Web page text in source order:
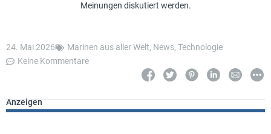
Meinungen diskutiert werden.
24. Mai 2026 Marinen aus aller Welt, News, Technologie
Keine Kommentare
Anzeigen